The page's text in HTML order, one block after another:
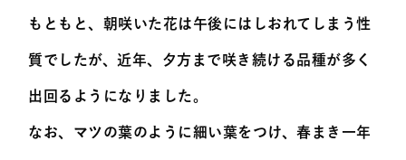
もともと、朝咲いた花は午後にはしおれてしまう性
質でしたが、近年、夕方まで咲き続ける品種が多く
出回るようになりました。
なお、マツの葉のように細い葉をつけ、春まき一年